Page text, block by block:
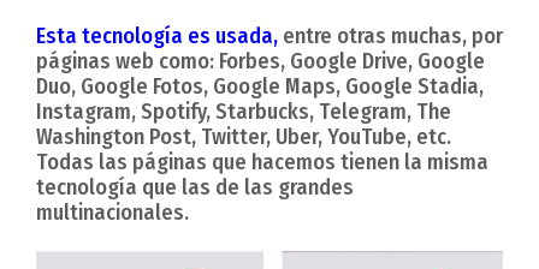
Esta tecnología es usada, entre otras muchas, por
páginas web como: Forbes, Google Drive, Google
Duo, Google Fotos, Google Maps, Google Stadia,
Instagram, Spotify, Starbucks, Telegram, The
Washington Post, Twitter, Uber, YouTube, etc.
Todas las páginas que hacemos tienen la misma
tecnología que las de las grandes
multinacionales.